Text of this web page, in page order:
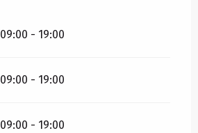
09:00 - 19:00
09:00 - 19:00
09:00 - 19:00